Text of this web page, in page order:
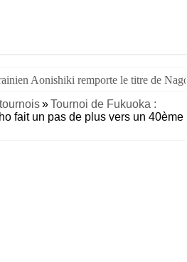
Aonishiki remporte le titre de
»Tournoi de Fukuoka :
fait un pas de plus vers un 40ème